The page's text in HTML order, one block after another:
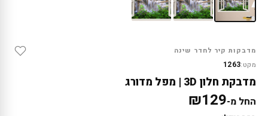
מדבקות קיר לחדר שינה
מקט:1263
מדבקת חלון 3D | מפל מדורג
החל מ- ₪129